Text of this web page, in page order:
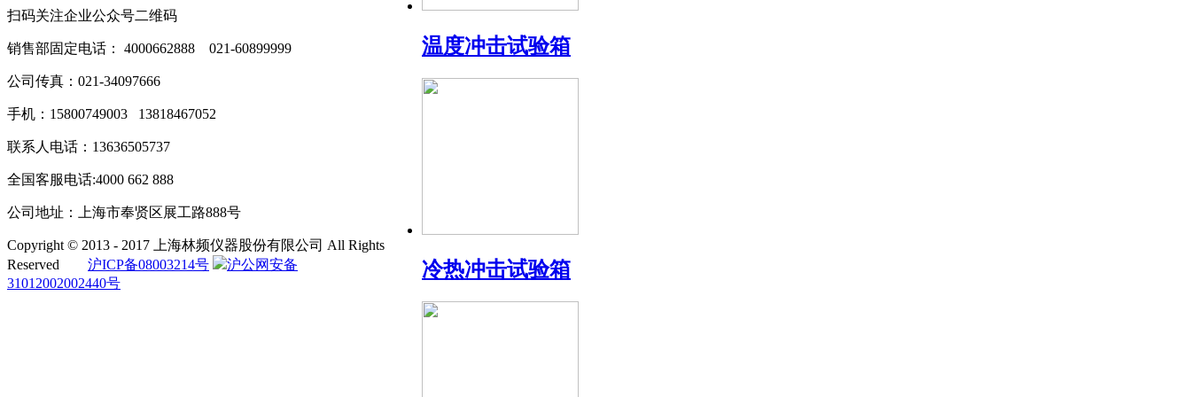
温度冲击试验箱
冷热冲击试验箱
扫码关注企业公众号二维码
销售部固定电话： 4000662888 021-60899999
公司传真：021-34097666
手机：15800749003 13818467052
联系人电话：13636505737
全国客服电话:4000 662 888
公司地址：上海市奉贤区展工路888号
Copyright © 2013 - 2017 上海林频仪器股份有限公司 All Rights
Reserved 沪ICP备08003214号
沪公网安备
31012002002440号